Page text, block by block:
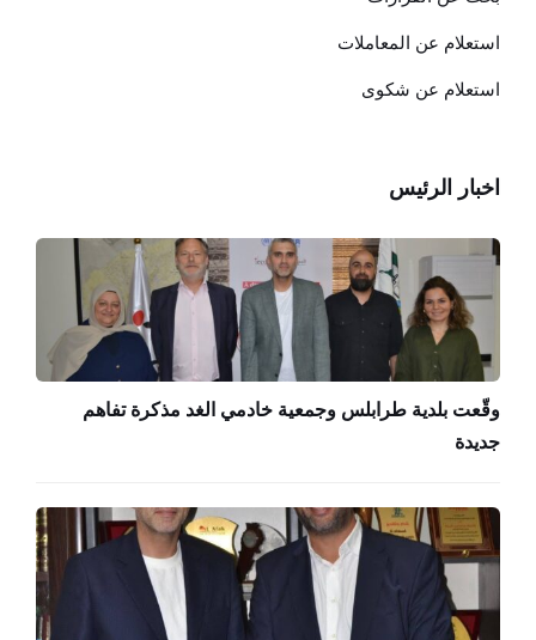
استعلام عن المعاملات
استعلام عن شكوى
اخبار الرئيس
وقّعت بلدية طرابلس وجمعية خادمي الغد مذكرة تفاهم
جديدة